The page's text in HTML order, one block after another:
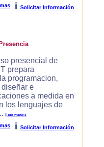
i Solicitar Información
presencial de
prepara
programacion,
e
a medida en
los lenguajes de
Leer mas>>
i Solicitar Información